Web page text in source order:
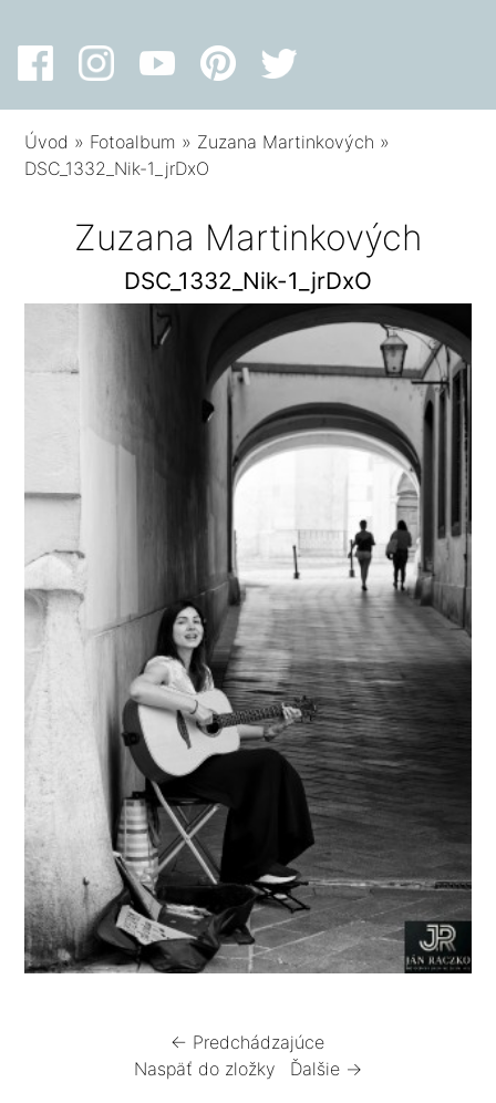
Úvod » Fotoalbum » Zuzana Martinkových »
DSC_1332_Nik-1_jrDxO
Zuzana Martinkových
DSC_1332_Nik-1_jrDxO
← Predchádzajúce
Naspäť do zložky
Ďalšie →